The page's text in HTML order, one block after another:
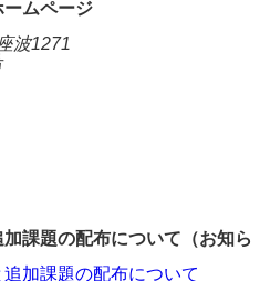
ムページ
波1271
課題の配布について（お知ら